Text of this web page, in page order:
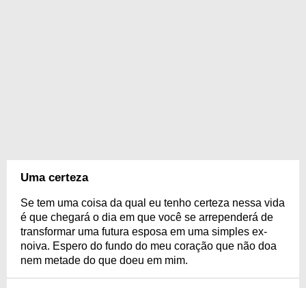
Uma certeza
Se tem uma coisa da qual eu tenho certeza nessa vida
é que chegará o dia em que você se arrependerá de
transformar uma futura esposa em uma simples ex-
noiva. Espero do fundo do meu coração que não doa
nem metade do que doeu em mim.